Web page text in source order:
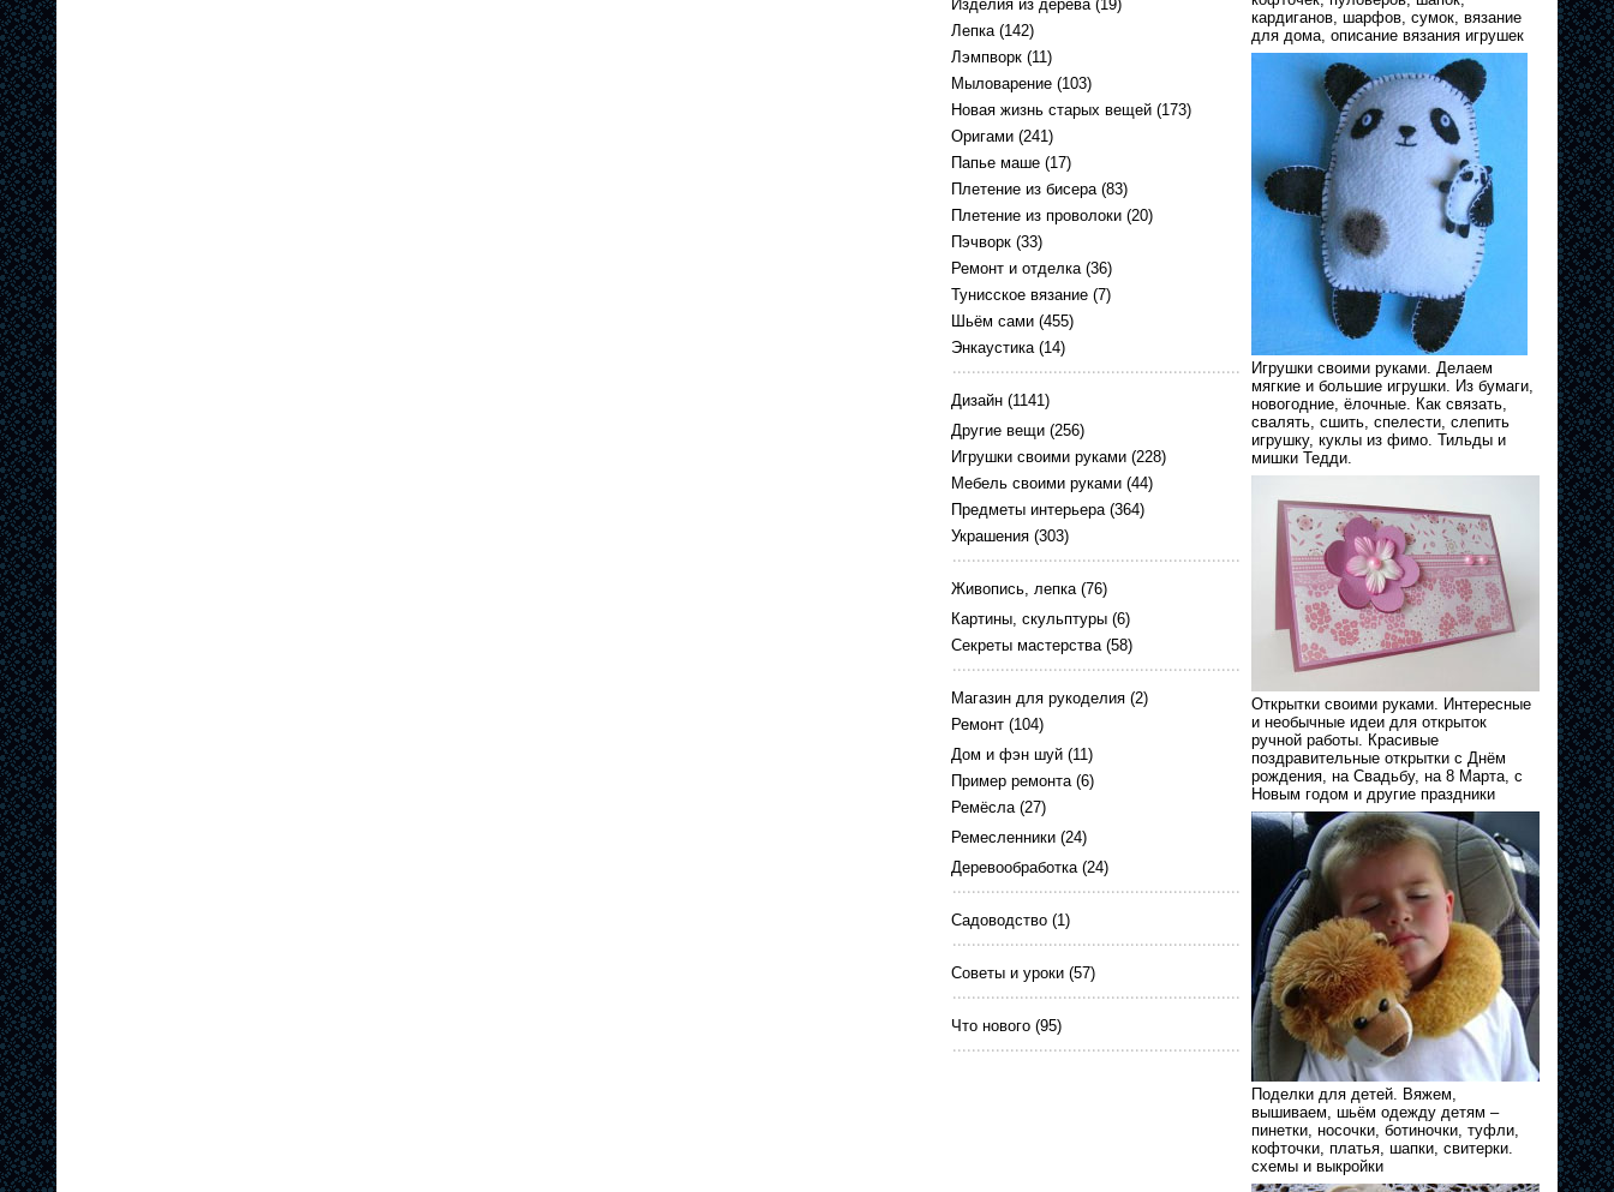
Изделия из дерева(19)
Лепка(142)
Лэмпворк (11)
Мыловарение (103)
Новая жизнь старых вещей (173)
Оригами (241)
Папье маше (17)
Плетение из бисера(83)
Плетение из проволоки (20)
Пэчворк (33)
Ремонт и отделка(36)
Тунисское вязание (7)
Шьём сами (455)
Энкаустика(14)
Дизайн (1141)
Другие вещи (256)
Игрушки своими руками (228)
Мебель своими руками (44)
Предметы интерьера(364)
Украшения (303)
Живопись, лепка(76)
Картины, скульптуры (6)
Секреты мастерства(58)
Магазин для рукоделия (2)
Ремонт (104)
Дом и фэн шуй (11)
Пример ремонта(6)
Ремёсла(27)
Ремесленники (24)
Деревообработка(24)
Садоводство (1)
Советы и уроки (57)
Что нового (95)
кардиганов, шарфов, сумок, вязание
для дома, описание вязания игрушек
Игрушки своими руками. Делаем
мягкие и большие игрушки. Из бумаги,
новогодние, ёлочные. Как связать,
свалять, сшить, спелести, слепить
игрушку, куклы из фимо. Тильды и
мишки Тедди.
Открытки своими руками. Интересные
и необычные идеи для открыток
ручной работы. Красивые
поздравительные открытки с Днём
рождения, на Свадьбу, на 8 Марта, с
Новым годом и другие праздники
Поделки для детей. Вяжем,
вышиваем, шьём одежду детям –
пинетки, носочки, ботиночки, туфли,
кофточки, платья, шапки, свитерки.
схемы и выкройки